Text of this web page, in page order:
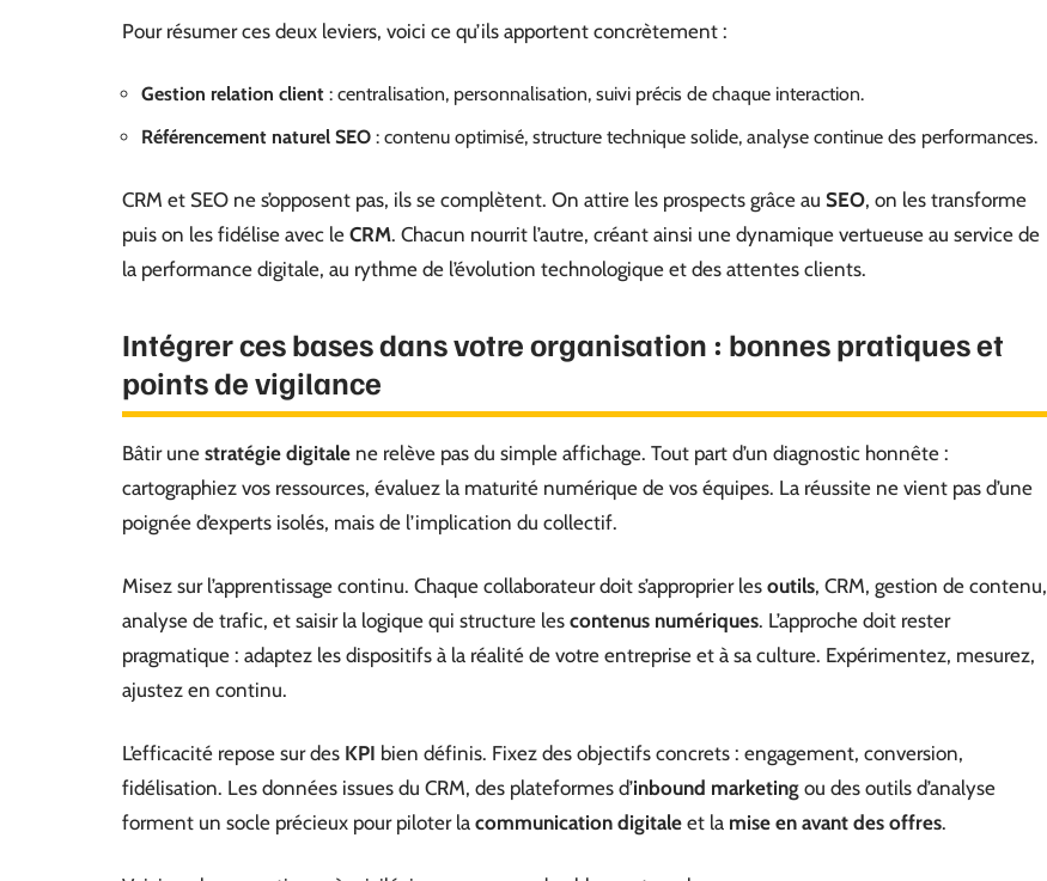
Pour résumer ces deux leviers, voici ce qu’ils apportent concrètement :
Gestion relation client : centralisation, personnalisation, suivi précis de chaque interaction.
Référencement naturel SEO : contenu optimisé, structure technique solide, analyse continue des performances.
CRM et SEO ne s’opposent pas, ils se complètent. On attire les prospects grâce au SEO, on les transforme
puis on les fidélise avec le CRM. Chacun nourrit l’autre, créant ainsi une dynamique vertueuse au service de
la performance digitale, au rythme de l’évolution technologique et des attentes clients.
Intégrer ces bases dans votre organisation : bonnes pratiques et
points de vigilance
Bâtir une stratégie digitale ne relève pas du simple affichage. Tout part d’un diagnostic honnête :
cartographiez vos ressources, évaluez la maturité numérique de vos équipes. La réussite ne vient pas d’une
poignée d’experts isolés, mais de l’implication du collectif.
Misez sur l’apprentissage continu. Chaque collaborateur doit s’approprier les outils, CRM, gestion de contenu,
analyse de trafic, et saisir la logique qui structure les contenus numériques. L’approche doit rester
pragmatique : adaptez les dispositifs à la réalité de votre entreprise et à sa culture. Expérimentez, mesurez,
ajustez en continu.
L’efficacité repose sur des KPI bien définis. Fixez des objectifs concrets : engagement, conversion,
fidélisation. Les données issues du CRM, des plateformes d’inbound marketing ou des outils d’analyse
forment un socle précieux pour piloter la communication digitale et la mise en avant des offres.